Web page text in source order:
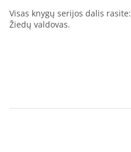
Visas knygų serijos dalis rasite:
Žiedų valdovas.